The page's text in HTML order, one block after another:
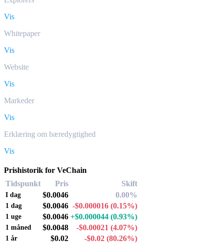
Vis
Whitepaper
Vis
Website
Vis
Markeder
Vis
Erklæring om bæredygtighed
Vis
Prishistorik for VeChain
Tidspunkt
Pris Skift
I dag $0.0046 0.00%
1 dag $0.0046 -$0.000016 (0.15%)
1 uge $0.0046 +$0.000044 (0.93%)
1 måned $0.0048 -$0.00021 (4.07%)
1 år $0.02 -$0.02 (80.26%)